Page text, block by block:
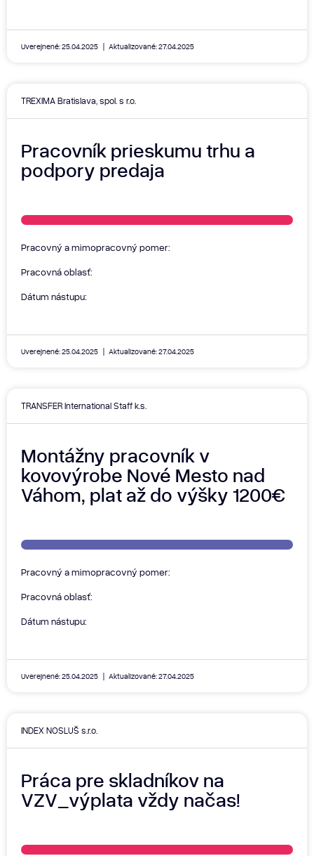
Uverejnené: 25.04.2025 Aktualizované: 27.04.2025
TREXIMA Bratislava, spol. s r.o.
Pracovník prieskumu trhu a
podpory predaja
Pracovný a mimopracovný pomer:
Pracovná oblasť:
Dátum nástupu:
Uverejnené: 25.04.2025 Aktualizované: 27.04.2025
TRANSFER International Staff k.s.
Montážny pracovník v
kovovýrobe Nové Mesto nad
Váhom, plat až do výšky 1200€
Pracovný a mimopracovný pomer:
Pracovná oblasť:
Dátum nástupu:
Uverejnené: 25.04.2025 Aktualizované: 27.04.2025
INDEX NOSLUŠ s.r.o.
Práca pre skladníkov na
VZV_výplata vždy načas!